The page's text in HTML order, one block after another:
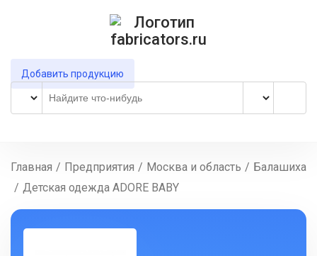
Добавить продукцию
Главная / Предприятия / Москва и область / Балашиха
/ Детская одежда ADORE BABY